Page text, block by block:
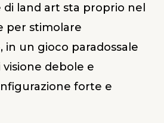
di land art sta proprio nel
per stimolare
in un gioco paradossale
debole e
forte e